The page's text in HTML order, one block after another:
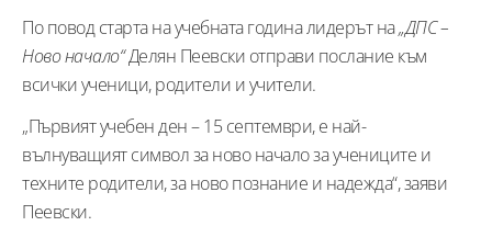
По повод старта на учебната година лидерът на„ДПС –
Ново начало“Делян Пеевски отправи послание към
всички ученици, родители и учители.
„Първият учебен ден – 15 септември, е най-
вълнуващият символ за ново начало за учениците и
техните родители, за ново познание и надежда“, заяви
Пеевски.